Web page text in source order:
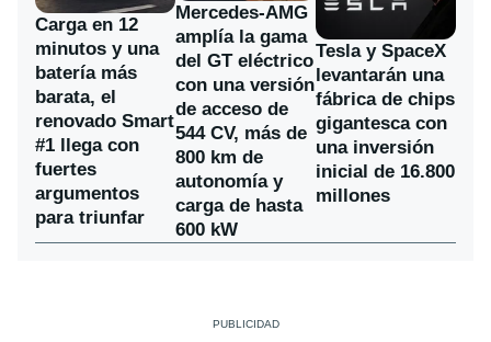
Carga en 12
minutos y una
batería más
barata, el
renovado Smart
#1 llega con
fuertes
argumentos
para triunfar
Mercedes-AMG
amplía la gama
del GT eléctrico
con una versión
de acceso de
544 CV, más de
800 km de
autonomía y
carga de hasta
600 kW
Tesla y SpaceX
levantarán una
fábrica de chips
gigantesca con
una inversión
inicial de 16.800
millones